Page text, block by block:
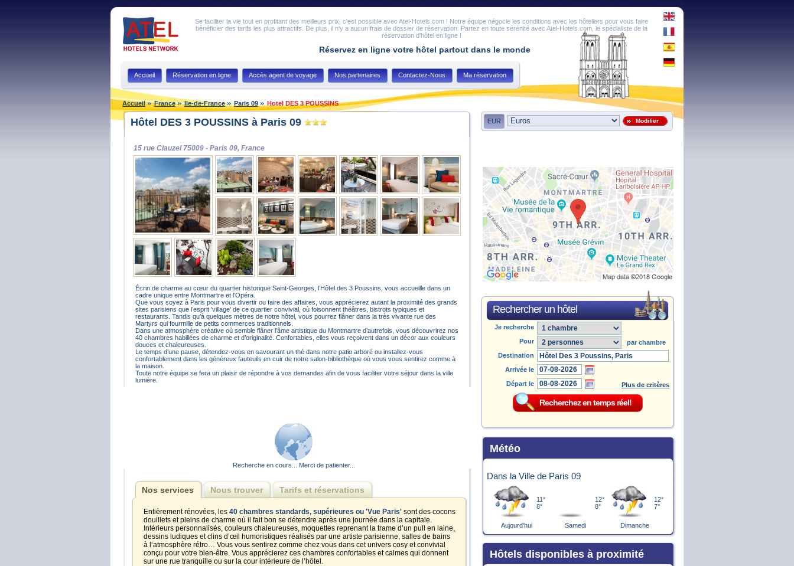
Se faciliter la vie tout en profitant des meilleurs prix, c'est possible avec Atel-Hotels.com ! Notre équipe négocie les conditions avec les hôteliers pour vous faire
bénéficier des tarifs les plus attractifs. De plus, il n'y a aucun frais de dossier de réservation. Partez en toute sérénité avec Atel-Hotels.com, le spécialiste de la
réservation d'hôtel en ligne !
Réservez en ligne votre hôtel partout dans le monde
Accueil Réservation en ligne Accès agent de voyage Nos partenaires Contactez-Nous Ma réservation
Accueil France Ile-de-France Paris 09 Hotel DES 3 POUSSINS
Hôtel DES 3 POUSSINS à Paris 09
15 rue Clauzel 75009 - Paris 09, France
Écrin de charme au cœur du quartier historique Saint-Georges, l’Hôtel des 3 Poussins, vous accueille dans un
cadre unique entre Montmartre et l’Opéra.
Que vous soyez à Paris pour vous divertir ou faire des affaires, vous apprécierez autant la proximité des grands
sites parisiens que l’esprit 'village' de ce quartier convivial, où foisonnent théâtres, bistrots typiques et
restaurants. Tandis qu’à quelques mètres de notre hôtel, vous pourrez flâner dans la très vivante rue des
Martyrs qui fourmille de petits commerces traditionnels.
Dans une atmosphère créative où semble flâner l’âme artistique du Montmartre d’autrefois, vous découvrirez nos
40 chambres habillées de charme et d’originalité. Confortables, elles vous reçoivent dans un décor aux couleurs
douces et chaleureuses.
Le temps d’une pause, détendez-vous en savourant un thé dans notre patio arboré ou installez-vous
confortablement dans les généreux fauteuils en cuir de notre salon-bibliothèque où vous vous sentirez comme à
la maison.
Toute notre équipe se fera un plaisir de répondre à vos demandes afin de vous faciliter votre séjour dans la ville
lumière.
Recherche en cours... Merci de patienter...
Nos services Nous trouver Tarifs et réservations
Entièrement rénovées, les 40 chambres standards, supérieures ou 'Vue Paris' sont des cocons
douillets et pleins de charme où il fait bon se détendre après une journée dans la capitale.
Intérieurs personnalisés, couleurs chaleureuses, moquettes reprenant la trame d’un pull en laine,
dessins ludiques et clins d’œil humoristiques réalisés par une artiste parisienne, salles de bains
à l‘atmosphère rétro… Vous vous sentirez comme chez vous dans cet univers cosy et convivial
conçu pour votre bien-être. Vous apprécierez ces chambres confortables et calmes qui donnent
sur une rue tranquille ou sur la cour intérieure de l’hôtel.
EUR Modifier
Rechercher un hôtel
Je recherche
Pour
par chambre
Destination
Arrivée le
Départ le
Plus de critères
Météo
Dans la Ville de Paris 09
11°
8°
12°
8°
12°
7°
Aujourd'hui Samedi Dimanche
Hôtels disponibles à proximité